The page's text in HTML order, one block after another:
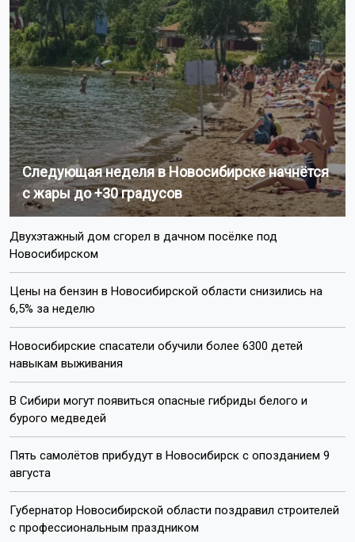
Следующая неделя в Новосибирске начнётся
с жары до +30 градусов
Двухэтажный дом сгорел в дачном посёлке под
Новосибирском
Цены на бензин в Новосибирской области снизились на
6,5% за неделю
Новосибирские спасатели обучили более 6300 детей
навыкам выживания
В Сибири могут появиться опасные гибриды белого и
бурого медведей
Пять самолётов прибудут в Новосибирск с опозданием 9
августа
Губернатор Новосибирской области поздравил строителей
с профессиональным праздником